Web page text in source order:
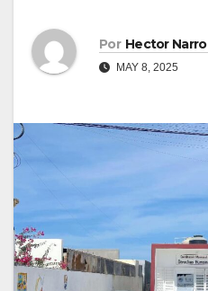
Por Hector Narro
MAY 8, 2025